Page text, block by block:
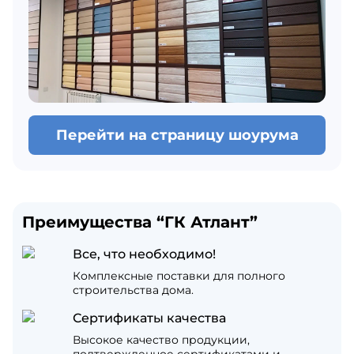
Перейти на страницу шоурума
Преимущества “ГК Атлант”
Все, что необходимо!
Комплексные поставки для полного
строительства дома.
Сертификаты качества
Высокое качество продукции,